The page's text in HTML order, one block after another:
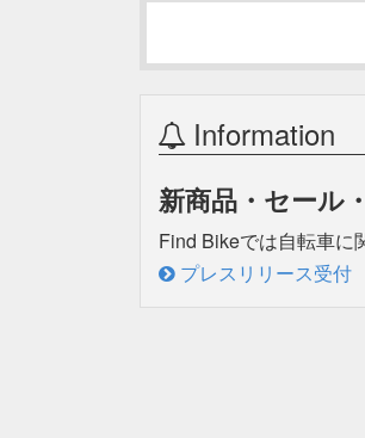
Information
新商品・セール
Find Bikeでは自転車に
プレスリリース受付